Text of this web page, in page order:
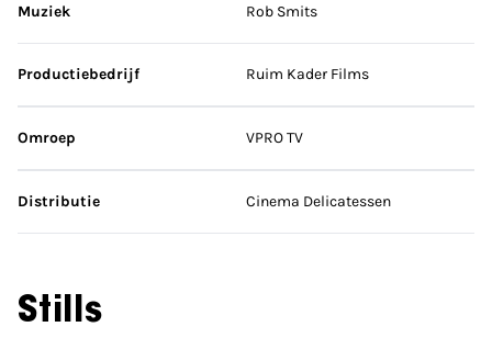
Muziek Rob Smits
Productiebedrijf Ruim Kader Films
Omroep VPRO TV
Distributie Cinema Delicatessen
Stills